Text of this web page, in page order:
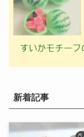
新着記事